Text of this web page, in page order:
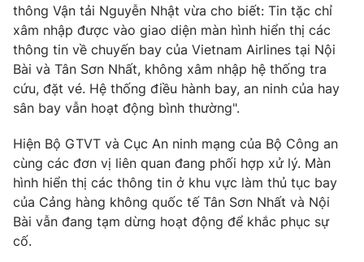
Góc doanh nghiệp
Truyền hình
Phim VTV
Hậu trường
Nhân vật
Khán giả
Giải sao mai
Giải trí
Điện ảnh
Sao
Đời sống
Du lịch
Làm đẹp
Chất lượng cuộc sống
Giáo dục
Tuyển sinh
Học trực tuyến
Công nghệ
Hitech Công nghệ tương lai
Giao lưu trực tuyến
thông Vận tải Nguyễn Nhật vừa cho biết: Tin tặc chỉ
xâm nhập được vào giao diện màn hình hiển thị các
thông tin về chuyến bay của Vietnam Airlines tại Nội
Bài và Tân Sơn Nhất, không xâm nhập hệ thống tra
cứu, đặt vé. Hệ thống điều hành bay, an ninh của hay
sân bay vẫn hoạt động bình thường".
Hiện Bộ GTVT và Cục An ninh mạng của Bộ Công an
cùng các đơn vị liên quan đang phối hợp xử lý. Màn
hình hiển thị các thông tin ở khu vực làm thủ tục bay
của Cảng hàng không quốc tế Tân Sơn Nhất và Nội
Bài vẫn đang tạm dừng hoạt động để khắc phục sự
cố.